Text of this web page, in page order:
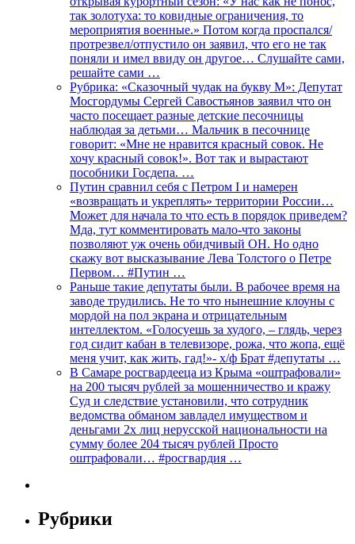
так золотуха: то ковидные ограничения, то
мероприятия военные.» Потом когда проспался/
протрезвел/отпустило он заявил, что его не так
поняли и имел ввиду он другое… Слушайте сами,
решайте сами …
Рубрика: «Сказочный чудак на букву М»: Депутат
Мосгордумы Сергей Савостьянов заявил что он
часто посещает разные детские песочницы
наблюдая за детьми… Мальчик в песочнице
говорит: «Мне не нравится красный совок. Не
хочу красный совок!». Вот так и вырастают
пособники Госдепа. …
Путин сравнил себя с Петром I и намерен
«возвращать и укреплять» территории России…
Может для начала то что есть в порядок приведем?
Мда, тут комментировать мало-что законы
позволяют уж очень обидчивый ОН. Но одно
скажу вот высказывание Лева Толстого о Петре
Первом… #Путин …
Раньше такие депутаты были. В рабочее время на
заводе трудились. Не то что нынешние клоуны с
мордой на пол экрана и отрицательным
интеллектом. «Голосуешь за худого, – глядь, через
год сидит кабан в телевизоре, рожа, что жопа, ещё
меня учит, как жить, гад!»- х/ф Брат #депутаты …
В Самаре росгвардееца из Крыма «оштрафовали»
на 200 тысяч рублей за мошенничество и кражу
Суд и следствие установили, что сотрудник
ведомства обманом завладел имуществом и
деньгами 2х лиц нерусской национальности на
сумму более 204 тысяч рублей Просто
оштрафовали… #росгвардия …
Рубрики